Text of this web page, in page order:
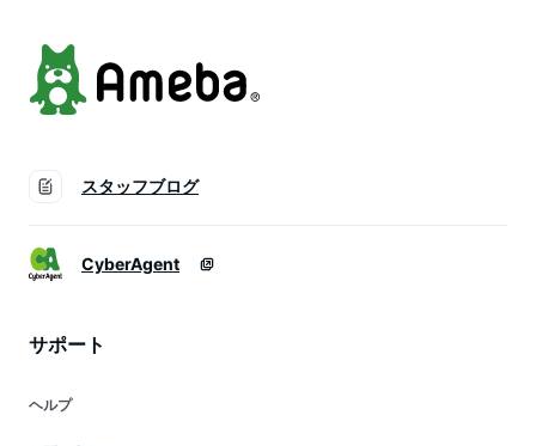
スタッフブログ
CyberAgent
サポート
ヘルプ